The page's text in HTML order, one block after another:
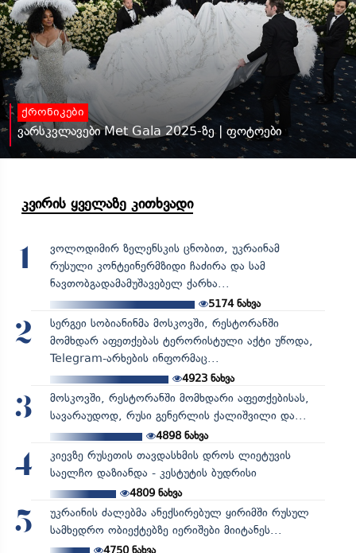
ქრონიკები
ვარსკვლავები Met Gala 2025-ზე | ფოტოები
კვირის ყველაზე კითხვადი
1
ვოლოდიმირ ზელენსკის ცნობით, უკრაინამ
რუსული კონტეინერმზიდი ჩაძირა და სამ
ნავთობგადამამუშავებელ ქარხა...
5174ნახვა
2
სერგეი სობიანინმა მოსკოვში, რესტორანში
მომხდარ აფეთქებას ტერორისტული აქტი უწოდა,
Telegram-არხების ინფორმაც...
4923ნახვა
3
მოსკოვში, რესტორანში მომხდარი აფეთქებისას,
სავარაუდოდ, რუსი გენერლის ქალიშვილი და...
4898ნახვა
4
კიევზე რუსეთის თავდასხმის დროს ლიეტუვის
საელჩო დაზიანდა - კესტუტის ბუდრისი
4809ნახვა
5
უკრაინის ძალებმა ანექსირებულ ყირიმში რუსულ
სამხედრო ობიექტებზე იერიშები მიიტანეს...
4750ნახვა